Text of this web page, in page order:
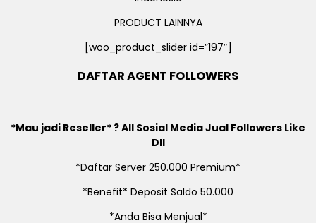
PRODUCT LAINNYA
[woo_product_slider id=”197″]
DAFTAR AGENT FOLLOWERS
*Mau jadi Reseller* ? All Sosial Media Jual Followers Like
Dll
*Daftar Server 250.000 Premium*
*Benefit* Deposit Saldo 50.000
*Anda Bisa Menjual*